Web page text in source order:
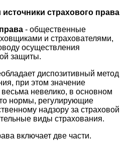
страхового права
- общественные
и страхователями,
осуществления
защиты.
диспозитивный метод
при этом значение
невелико, в основном
нормы, регулирующие
надзору за страховой
виды страхования.
включает две части.